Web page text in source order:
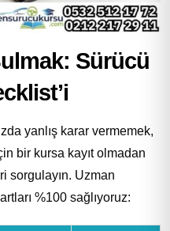
Sürücü
yanlış karar vermemek,
bir kursa kayıt olmadan
sorgulayın. Uzman
%100 sağlıyoruz: